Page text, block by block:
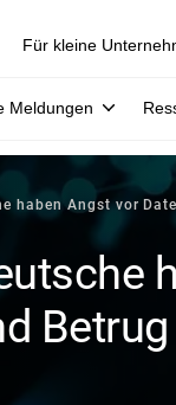
Für kleine
Meldungen
haben Angst vor
Betrug